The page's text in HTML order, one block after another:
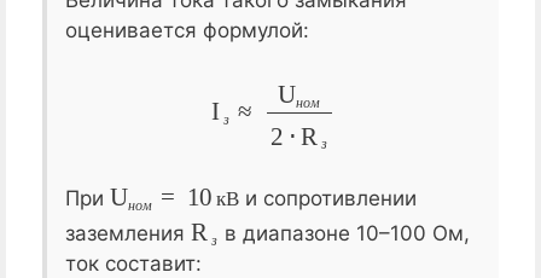
оценивается формулой:
з
ном
з
При ном кВ
U = 10
и сопротивлении
заземления
з
R
в диапазоне 10–100 Ом,
ток составит: